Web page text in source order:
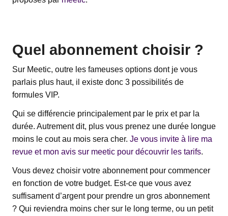
Quel abonnement choisir ?
Sur Meetic, outre les fameuses options dont je vous
parlais plus haut, il existe donc 3 possibilités de
formules VIP.
Qui se différencie principalement par le prix et par la
durée. Autrement dit, plus vous prenez une durée longue
moins le cout au mois sera cher. Je vous invite à lire ma
revue et mon avis sur meetic pour découvrir les tarifs.
Vous devez choisir votre abonnement pour commencer
en fonction de votre budget. Est-ce que vous avez
suffisament d’argent pour prendre un gros abonnement
? Qui reviendra moins cher sur le long terme, ou un petit